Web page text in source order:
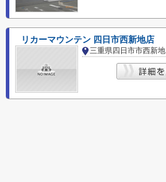
リカーマウンテン 四日市西新地店
三重県四日市市西新地